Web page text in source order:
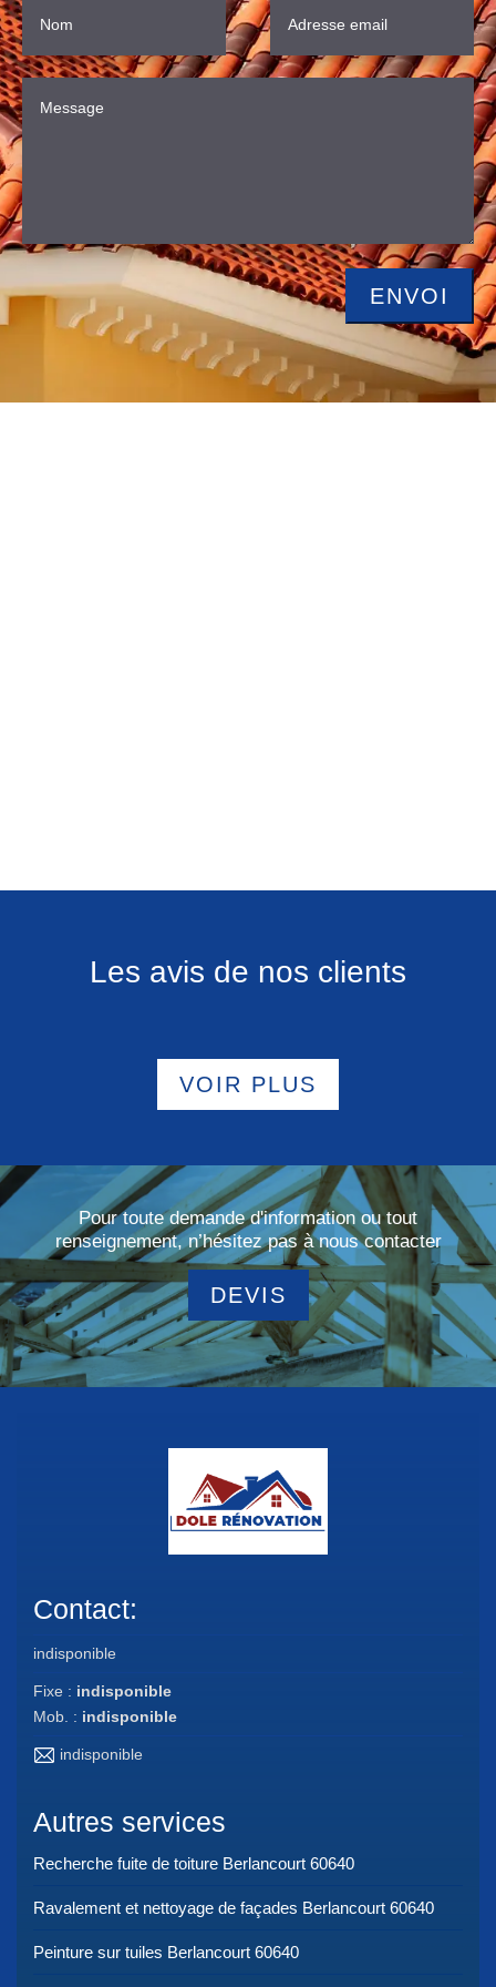
Les avis de nos clients
VOIR PLUS
Pour toute demande d'information ou tout
renseignement, n’hésitez pas à nous contacter
DEVIS
Contact:
indisponible
Fixe : indisponible
Mob. : indisponible
indisponible
Autres services
Recherche fuite de toiture Berlancourt 60640
Ravalement et nettoyage de façades Berlancourt 60640
Peinture sur tuiles Berlancourt 60640